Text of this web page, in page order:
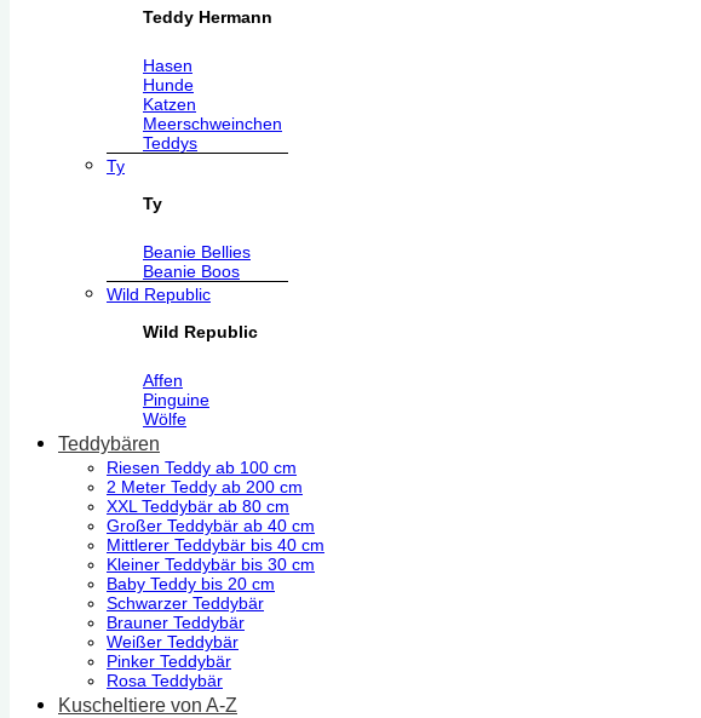
Teddy Hermann
Hasen
Hunde
Katzen
Meerschweinchen
Teddys
Ty
Ty
Beanie Bellies
Beanie Boos
Wild Republic
Wild Republic
Affen
Pinguine
Wölfe
Teddybären
Riesen Teddy ab 100 cm
2 Meter Teddy ab 200 cm
XXL Teddybär ab 80 cm
Großer Teddybär ab 40 cm
Mittlerer Teddybär bis 40 cm
Kleiner Teddybär bis 30 cm
Baby Teddy bis 20 cm
Schwarzer Teddybär
Brauner Teddybär
Weißer Teddybär
Pinker Teddybär
Rosa Teddybär
Kuscheltiere von A-Z